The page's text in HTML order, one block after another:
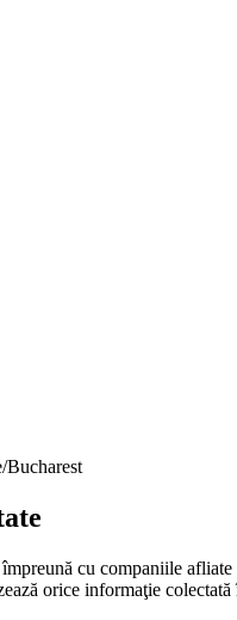
Bucharest
cu companiile
orice informaţie